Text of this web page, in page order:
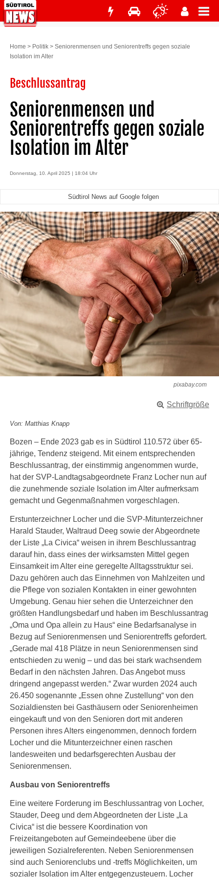
Home > Politik > Seniorenmensen und Seniorentreffs gegen soziale
Isolation im Alter
Beschlussantrag
Seniorenmensen und
Seniorentreffs gegen soziale
Isolation im Alter
Donnerstag, 10. April 2025 | 18:04 Uhr
Südtirol News auf Google folgen
pixabay.com
Schriftgröße
Von: Matthias Knapp
Bozen – Ende 2023 gab es in Südtirol 110.572 über 65-
jährige, Tendenz steigend. Mit einem entsprechenden
Beschlussantrag, der einstimmig angenommen wurde,
hat der SVP-Landtagsabgeordnete Franz Locher nun auf
die zunehmende soziale Isolation im Alter aufmerksam
gemacht und Gegenmaßnahmen vorgeschlagen.
Erstunterzeichner Locher und die SVP-Mitunterzeichner
Harald Stauder, Waltraud Deeg sowie der Abgeordnete
der Liste „La Civica“ weisen in ihrem Beschlussantrag
darauf hin, dass eines der wirksamsten Mittel gegen
Einsamkeit im Alter eine geregelte Alltagsstruktur sei.
Dazu gehören auch das Einnehmen von Mahlzeiten und
die Pflege von sozialen Kontakten in einer gewohnten
Umgebung. Genau hier sehen die Unterzeichner den
größten Handlungsbedarf und haben im Beschlussantrag
„Oma und Opa allein zu Haus“ eine Bedarfsanalyse in
Bezug auf Seniorenmensen und Seniorentreffs gefordert.
„Gerade mal 418 Plätze in neun Seniorenmensen sind
entschieden zu wenig – und das bei stark wachsendem
Bedarf in den nächsten Jahren. Das Angebot muss
dringend angepasst werden.“ Zwar wurden 2024 auch
26.450 sogenannte „Essen ohne Zustellung“ von den
Sozialdiensten bei Gasthäusern oder Seniorenheimen
eingekauft und von den Senioren dort mit anderen
Personen ihres Alters eingenommen, dennoch fordern
Locher und die Mitunterzeichner einen raschen
landesweiten und bedarfsgerechten Ausbau der
Seniorenmensen.
Ausbau von Seniorentreffs
Eine weitere Forderung im Beschlussantrag von Locher,
Stauder, Deeg und dem Abgeordneten der Liste „La
Civica“ ist die bessere Koordination von
Freizeitangeboten auf Gemeindeebene über die
jeweiligen Sozialreferenten. Neben Seniorenmensen
sind auch Seniorenclubs und -treffs Möglichkeiten, um
sozialer Isolation im Alter entgegenzusteuern. Locher